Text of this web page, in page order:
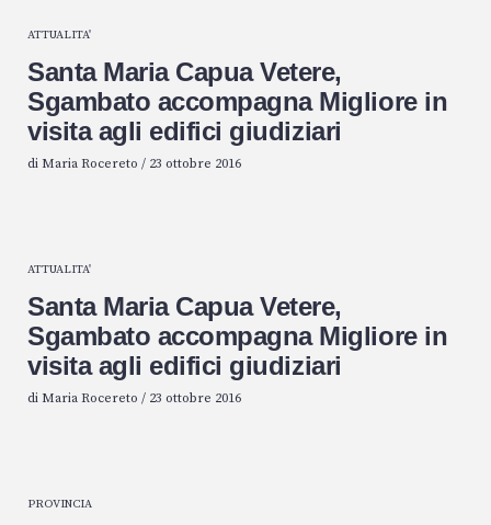
ATTUALITA'
Santa Maria Capua Vetere,
Sgambato accompagna Migliore in
visita agli edifici giudiziari
di Maria Rocereto / 23 ottobre 2016
ATTUALITA'
Santa Maria Capua Vetere,
Sgambato accompagna Migliore in
visita agli edifici giudiziari
di Maria Rocereto / 23 ottobre 2016
PROVINCIA